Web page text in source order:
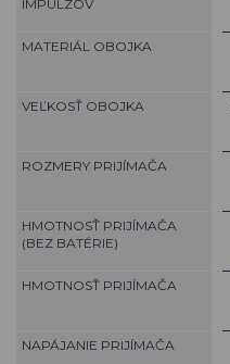
IMPULZOV
MATERIÁL OBOJKA
VEĽKOSŤ OBOJKA
ROZMERY PRIJÍMAČA
HMOTNOSŤ PRIJÍMAČA
(BEZ BATÉRIE)
HMOTNOSŤ PRIJÍMAČA
NAPÁJANIE PRIJÍMAČA